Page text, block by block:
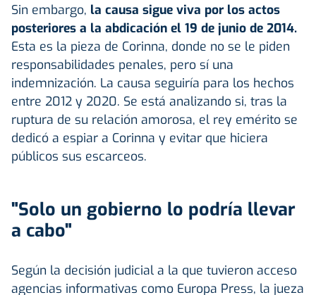
Sin embargo, la causa sigue viva por los actos
posteriores a la abdicación el 19 de junio de 2014.
Esta es la pieza de Corinna, donde no se le piden
responsabilidades penales, pero sí una
indemnización. La causa seguiría para los hechos
entre 2012 y 2020. Se está analizando si, tras la
ruptura de su relación amorosa, el rey emérito se
dedicó a espiar a Corinna y evitar que hiciera
públicos sus escarceos.
"Solo un gobierno lo podría llevar
a cabo"
Según la decisión judicial a la que tuvieron acceso
agencias informativas como Europa Press, la jueza